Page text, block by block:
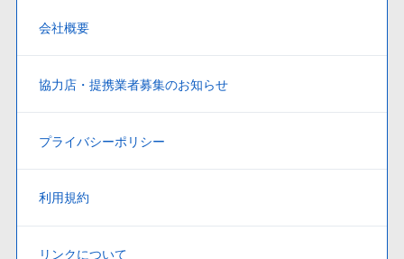
会社概要
協力店・提携業者募集のお知らせ
プライバシーポリシー
利用規約
リンクについて